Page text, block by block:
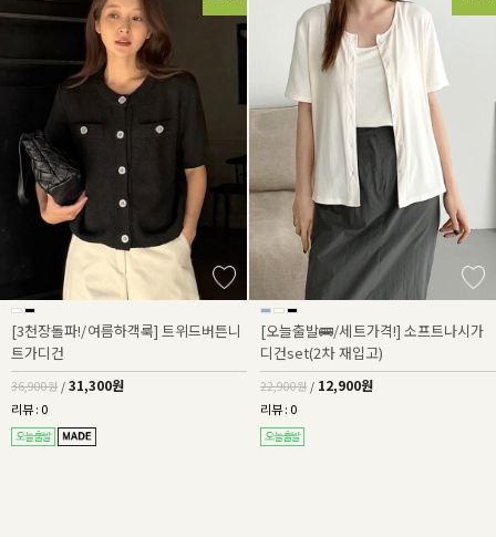
[3천장돌파!/여름하객룩] 트위드버튼니
트가디건
36,900원 / 31,300원
리뷰 : 0
[오늘출발🚌/세트가격!] 소프트나시가
디건set(2차 재입고)
22,900원 / 12,900원
리뷰 : 0